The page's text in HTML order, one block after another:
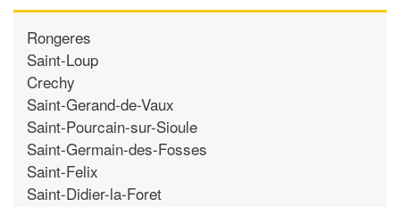
Rongeres
Saint-Loup
Crechy
Saint-Gerand-de-Vaux
Saint-Pourcain-sur-Sioule
Saint-Germain-des-Fosses
Saint-Felix
Saint-Didier-la-Foret